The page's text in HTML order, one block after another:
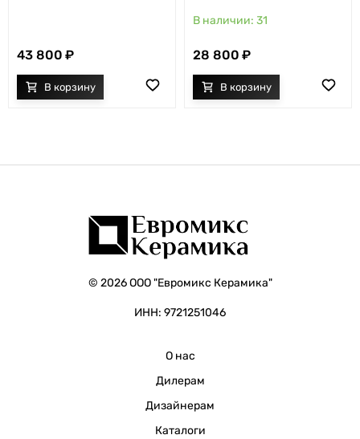
43 800
31
28 800
© 2026 ООО "Евромикс Керамика"
ИНН: 9721251046
О нас
Дилерам
Дизайнерам
Каталоги